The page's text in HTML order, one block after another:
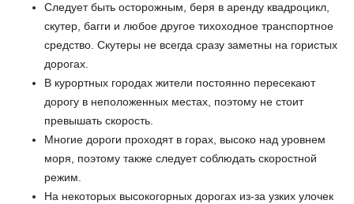
Следует быть осторожным, беря в аренду квадроцикл,
скутер, багги и любое другое тихоходное транспортное
средство. Скутеры не всегда сразу заметны на гористых
дорогах.
В курортных городах жители постоянно пересекают
дорогу в неположенных местах, поэтому не стоит
превышать скорость.
Многие дороги проходят в горах, высоко над уровнем
моря, поэтому также следует соблюдать скоростной
режим.
На некоторых высокогорных дорогах из-за узких улочек